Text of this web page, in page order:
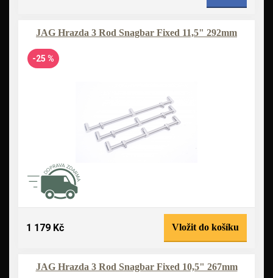
JAG Hrazda 3 Rod Snagbar Fixed 11,5" 292mm
-25 %
1 179 Kč Vložit do košíku
JAG Hrazda 3 Rod Snagbar Fixed 10,5" 267mm